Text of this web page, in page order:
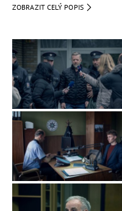
Scénář: Matěj Podzimek
Lukáš Vaculík (školský
Pavel Řezníček
Jaroslav Plesl
Iveta Dušková
Barbora Kodetová
Vanda Hybnerová
Petra Hřebíčková
Miroslav Vladyka
Jan Čenský
Děj seriálu
ZOBRAZIT CELÝ POPIS